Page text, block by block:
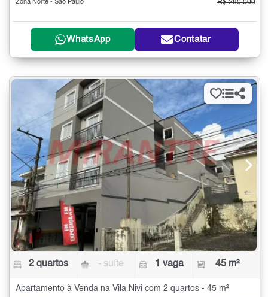
Zona Norte - São Paulo R$ 280.000
WhatsApp Contatar
2 quartos - suíte 1 vaga 45 m²
Apartamento à Venda na Vila Nivi com 2 quartos - 45 m²